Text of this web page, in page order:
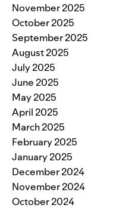
November 2025
October 2025
September 2025
August 2025
July 2025
June 2025
May 2025
April 2025
March 2025
February 2025
January 2025
December 2024
November 2024
October 2024